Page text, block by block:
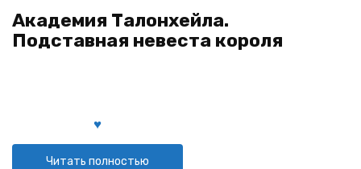
Академия Талонхейла.
Подставная невеста короля
Читать полностью